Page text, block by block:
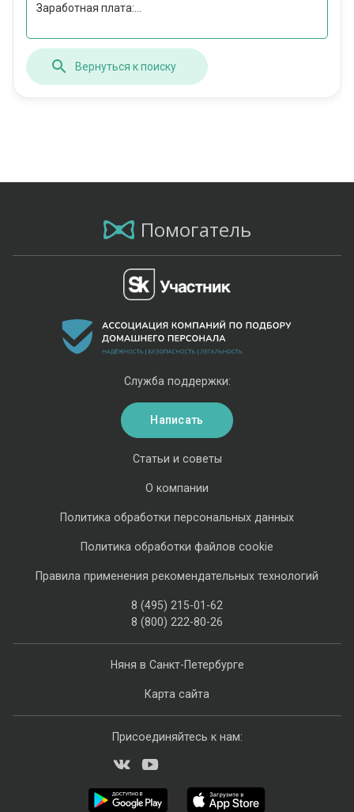
Заработная плата:...
Вернуться к поиску
Помогатель
Няня в Санкт-Петербурге
Карта сайта
Статьи и советы
О компании
Политика обработки персональных данных
Политика обработки файлов cookie
Правила применения рекомендательных технологий
8 (495) 215-01-62
8 (800) 222-80-26
Служба поддержки:
Написать
Присоединяйтесь к нам: